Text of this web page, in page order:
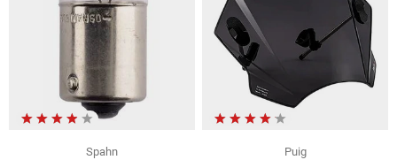
Spahn
Puig